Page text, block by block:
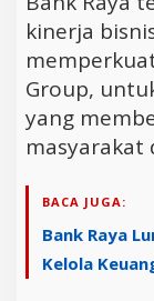
kinerja
Group,
yang
masyarakat
BACA JUGA:
Bank Raya
Kelola